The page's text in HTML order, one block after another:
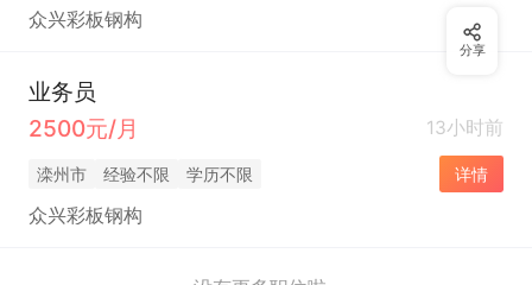
众兴彩板钢构
业务员
2500元/月
13小时前
滦州市 经验不限 学历不限 详情
众兴彩板钢构
分享